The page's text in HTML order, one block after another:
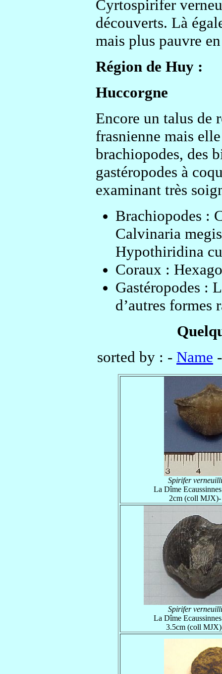
Cyrtospirifer
découverts. Là
mais plus pauvre
Région de Huy :
Huccorgne
Encore un talus de
frasnienne mais
brachiopodes, des
gastéropodes à
examinant très
Brachiopodes :
Calvinaria
Hypothiridina
Coraux :
Gastéropodes :
d’autres formes
sorted by : - Name
Spirifer verneuilli
La Dîme
2cm (coll
Spirifer verneuilli
La Dîme
3.5cm (coll